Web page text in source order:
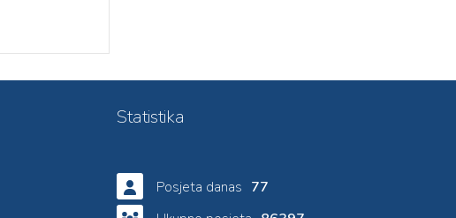
Statistika
Posjeta danas 77